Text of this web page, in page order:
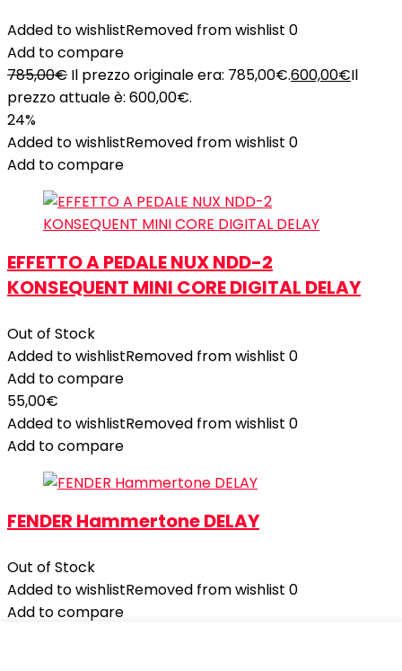
Added to wishlistRemoved from wishlist 0
Add to compare
785,00€ Il prezzo originale era: 785,00€.600,00€Il
prezzo attuale è: 600,00€.
24%
Added to wishlistRemoved from wishlist 0
Add to compare
EFFETTO A PEDALE NUX NDD-2
KONSEQUENT MINI CORE DIGITAL DELAY
Out of Stock
Added to wishlistRemoved from wishlist 0
Add to compare
55,00€
Added to wishlistRemoved from wishlist 0
Add to compare
FENDER Hammertone DELAY
Out of Stock
Added to wishlistRemoved from wishlist 0
Add to compare